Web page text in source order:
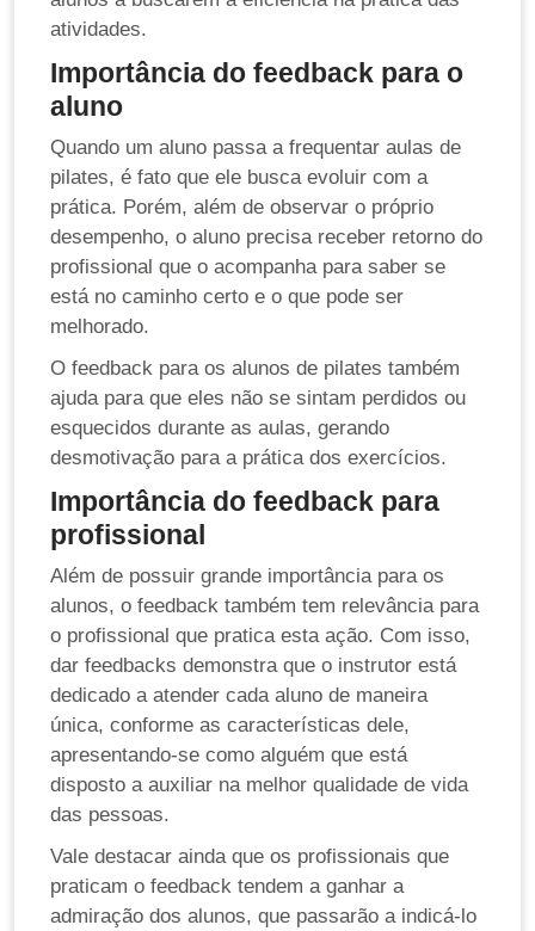
atividades.
Importância do feedback para o
aluno
Quando um aluno passa a frequentar aulas de
pilates, é fato que ele busca evoluir com a
prática. Porém, além de observar o próprio
desempenho, o aluno precisa receber retorno do
profissional que o acompanha para saber se
está no caminho certo e o que pode ser
melhorado.
O feedback para os alunos de pilates também
ajuda para que eles não se sintam perdidos ou
esquecidos durante as aulas, gerando
desmotivação para a prática dos exercícios.
Importância do feedback para
profissional
Além de possuir grande importância para os
alunos, o feedback também tem relevância para
o profissional que pratica esta ação. Com isso,
dar feedbacks demonstra que o instrutor está
dedicado a atender cada aluno de maneira
única, conforme as características dele,
apresentando-se como alguém que está
disposto a auxiliar na melhor qualidade de vida
das pessoas.
Vale destacar ainda que os profissionais que
praticam o feedback tendem a ganhar a
admiração dos alunos, que passarão a indicá-lo